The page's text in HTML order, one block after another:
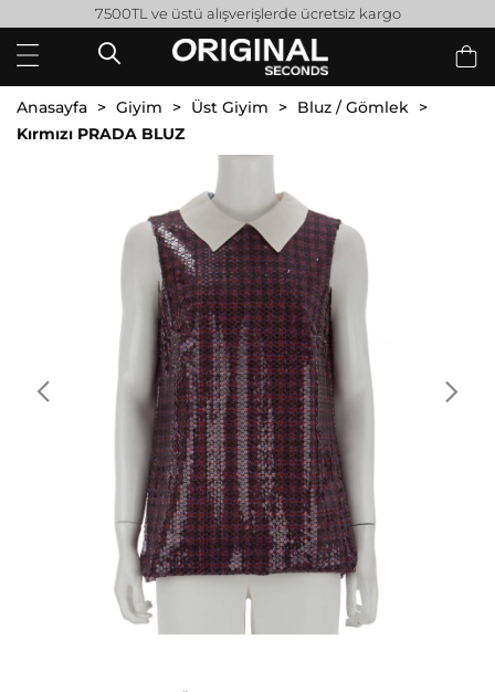
7500TL ve üstü alışverişlerde ücretsiz kargo
Anasayfa Giyim Üst Giyim
Bluz / Gömlek
Kırmızı PRADA BLUZ